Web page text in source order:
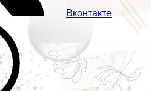
Вконтакте